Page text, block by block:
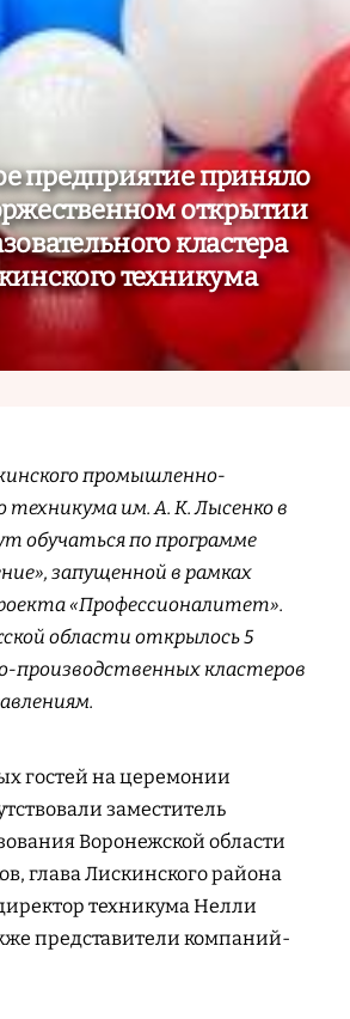
предприятие приняло
открытии
кластера
техникума
промышленно-
им. А. К. Лысенко в
обучаться по программе
запущенной в рамках
«Профессионалитет».
области открылось 5
производственных кластеров
гостей на церемонии
заместитель
Воронежской области
глава Лискинского района
техникума Нелли
представители компаний-